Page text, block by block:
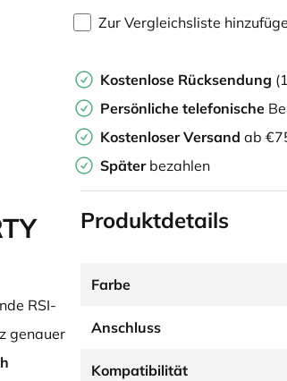
Zur Vergleichsliste
Kostenlose Rücksendung
Persönliche telefonische
Kostenloser Versand ab
Später bezahlen
RSI-
genauer
Produktdetails
Farbe
Anschluss
Kompatibilität